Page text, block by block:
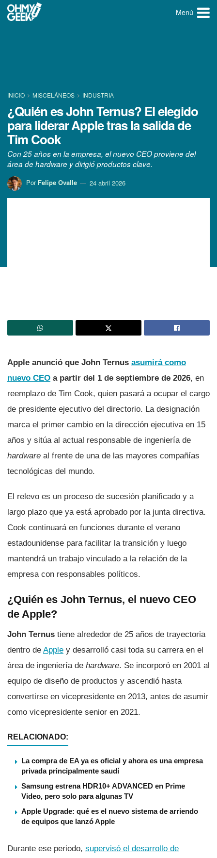
Menú
INICIO MISCELÁNEOS INDUSTRIA
¿Quién es John Ternus? El elegido
para liderar Apple tras la salida de
Tim Cook
Con 25 años en la empresa, el nuevo CEO proviene del
área de hardware y dirigió productos clave.
Por Felipe Ovalle 24 abril 2026
Apple anunció que John Ternus asumirá como
nuevo CEO a partir del 1 de septiembre de 2026, en
reemplazo de Tim Cook, quien pasará a ocupar el cargo
de presidente ejecutivo del directorio. La designación
marca el primer cambio en la dirección ejecutiva en 15
años y sitúa al actual responsable de ingeniería de
hardware al frente de una de las mayores compañías
tecnológicas del mundo.
El relevo es un proceso de sucesión planificado y a
largo plazo que ya está aprobado por la junta directiva.
Cook continuará en funciones durante el verano
estadounidense para facilitar la transición y luego
mantendrá un trabajo vinculado a la relación de la
empresa con responsables políticos.
¿Quién es John Ternus, el nuevo CEO
de Apple?
John Ternus tiene alrededor de 25 años de trayectoria
dentro de Apple y desarrolló casi toda su carrera en el
área de ingeniería de hardware. Se incorporó en 2001 al
equipo de diseño de productos y ascendió hasta
convertirse en vicepresidente en 2013, antes de asumir
como vicepresidente senior en 2021.
RELACIONADO:
La compra de EA ya es oficial y ahora es una empresa
privada principalmente saudí
Samsung estrena HDR10+ ADVANCED en Prime
Video, pero solo para algunas TV
Apple Upgrade: qué es el nuevo sistema de arriendo
de equipos que lanzó Apple
Durante ese periodo, supervisó el desarrollo de